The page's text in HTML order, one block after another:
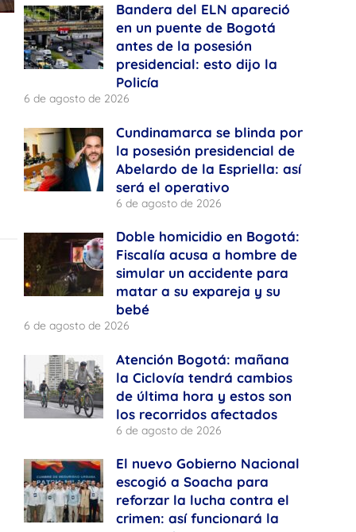
Bandera del ELN apareció
en un puente de Bogotá
antes de la posesión
presidencial: esto dijo la
Policía
6 de agosto de 2026
Cundinamarca se blinda por
la posesión presidencial de
Abelardo de la Espriella: así
será el operativo
6 de agosto de 2026
Doble homicidio en Bogotá:
Fiscalía acusa a hombre de
simular un accidente para
matar a su expareja y su
bebé
6 de agosto de 2026
Atención Bogotá: mañana
la Ciclovía tendrá cambios
de última hora y estos son
los recorridos afectados
6 de agosto de 2026
El nuevo Gobierno Nacional
escogió a Soacha para
reforzar la lucha contra el
crimen: así funcionará la